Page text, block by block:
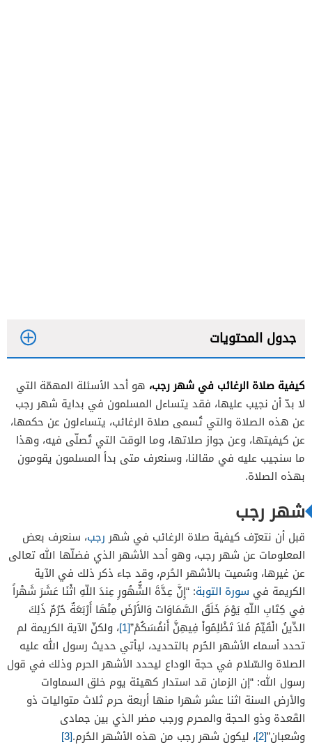
جدول المحتويات
كيفية صلاة الرغائب في شهر رجب، هو أحد الأسئلة المهمّة التي
لا بدّ أن نجيب عليها، فقد يتساءل المسلمون في بداية شهر رجب
عن هذه الصلاة والتي تُسمى صلاة الرغائب، يتساءلون عن حكمها،
عن كيفيتها، وعن جواز صلاتها، وما الوقت التي تُصلّى فيه، وهذا
ما سنجيب عليه في مقالنا، وسنعرف متى بدأ المسلمون يقومون
بهذه الصلاة.
شهر رجب
قبل أن نتعرّف كيفية صلاة الرغائب في شهررجب، سنعرف بعض
المعلومات عن شهر رجب، وهو أحد الأشهر الذي فضلّها الله تعالى
عن غيرها، وسُميت بالأشهر الحُرم، وقد جاء ذكر ذلك في الآية
الكريمة في سورة التوبة: “إِنَّ عِدَّةَ الشُّهُورِ عِندَ اللّهِ اثْنَا عَشَرَ شَهْراً
فِي كِتَابِ اللّهِ يَوْمَ خَلَقَ السَّمَاوَات وَالأَرْضَ مِنْهَا أَرْبَعَةٌ حُرُمٌ ذَلِكَ
الدِّينُ الْقَيِّمُ فَلاَ تَظْلِمُواْ فِيهِنَّ أَنفُسَكُمْ”[1] ، ولكنّ الآية الكريمة لم
تحدد أسماء الأشهر الحُرم بالتحديد، ليأتي حديث رسول الله عليه
الصلاة والسّلام في حجة الوداع ليحدد الأشهر الحرم وذلك في قول
رسول الله: “إن الزمان قد استدار كهيئة يوم خلق السماوات
والأرض السنة اثنا عشر شهرا منها أربعة حرم ثلاث متواليات ذو
القَعدة وذو الحجة والمحرم ورجب مضر الذي بين جمادى
وشعبان”[2] ، ليكون شهر رجب من هذه الأشهر الحُرم.[3]